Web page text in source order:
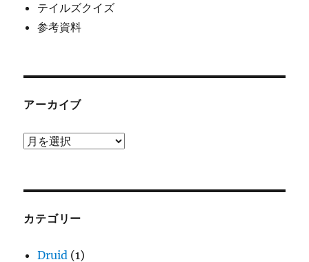
テイルズクイズ
参考資料
アーカイブ
ア
ブ
カテゴリー
Druid (1)